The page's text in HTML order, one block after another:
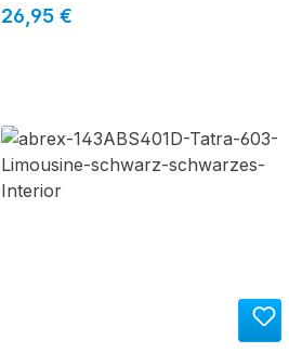
Regulärer Preis:
26,95 €